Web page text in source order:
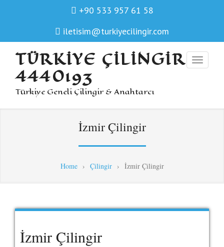
+90 533 957 61 58
iletisim@turkiyecilingir.com
TÜRKIYE ÇILINGIR
4440193
Türkiye Geneli Çilingir & Anahtarcı
İzmir Çilingir
Home› Çilingir› İzmir Çilingir
İzmir Çilingir